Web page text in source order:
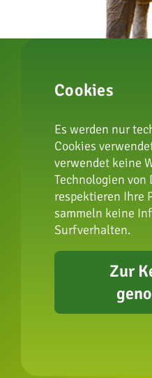
zur
Impressum
Datenschutz
FAQ
Erklärung zur
Cookies
Es werden nur
Cookies
verwendet keine
Technologien von
respektieren Ihre
sammeln keine
Surfverhalten.
Zur